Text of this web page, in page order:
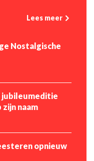
Lees meer
Nostalgische
jubileumeditie
naam
opnieuw